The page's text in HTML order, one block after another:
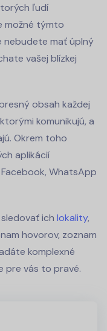
ľudí
možné týmto
nebudete mať úplný
vašej blízkej
obsah každej
komunikujú, a
Okrem toho
aplikácií
WhatsApp
ich lokality,
hovorov, zoznam
komplexné
pre vás to pravé.